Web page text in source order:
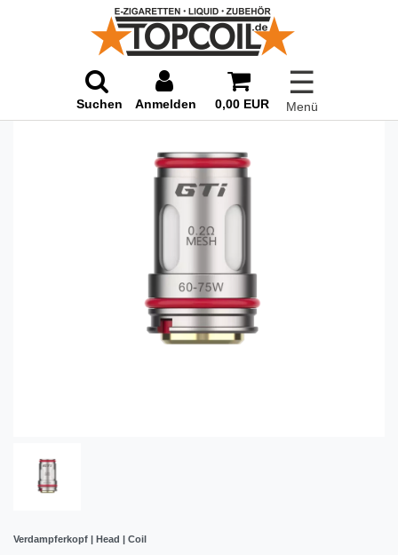
Suchen Anmelden 0,00 EUR
☰
Menü
Verdampferkopf | Head | Coil